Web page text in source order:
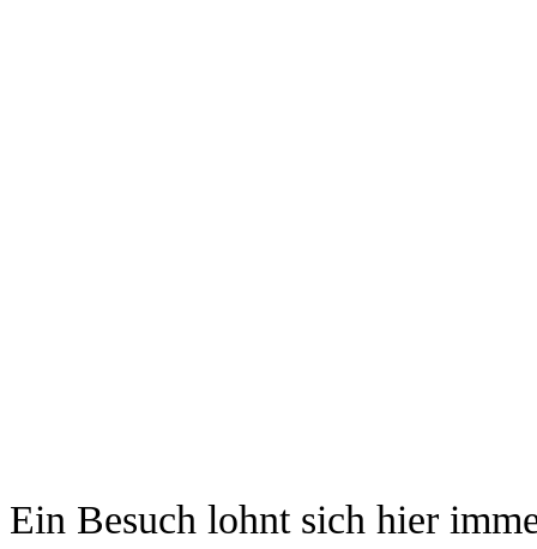
Ein Besuch lohnt sich hier